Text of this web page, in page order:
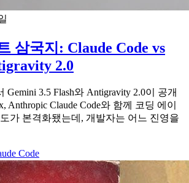
삼국지: Claude Code vs
2.0
Gemini 3.5 Flash와 Antigravity 2.0이 공개
Anthropic Claude Code와 함께 코딩 에이
가 본격화됐는데, 개발자는 어느 진영을
Code